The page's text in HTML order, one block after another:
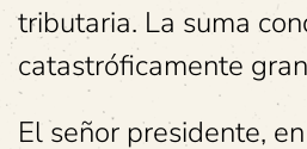
tributaria. La suma
catastróficamente
El señor presidente,